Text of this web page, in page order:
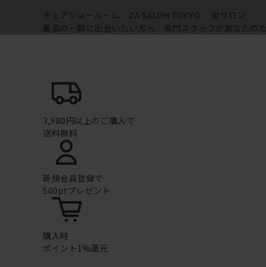
チェアショールーム ZA SALON TOKYO
坐サロン
最高の一脚に出会いたい方へ 専門スタッフがあなたの
3,980円以上のご購入で
送料無料
新規会員登録で
500ptプレゼント
購入時
ポイント1%還元